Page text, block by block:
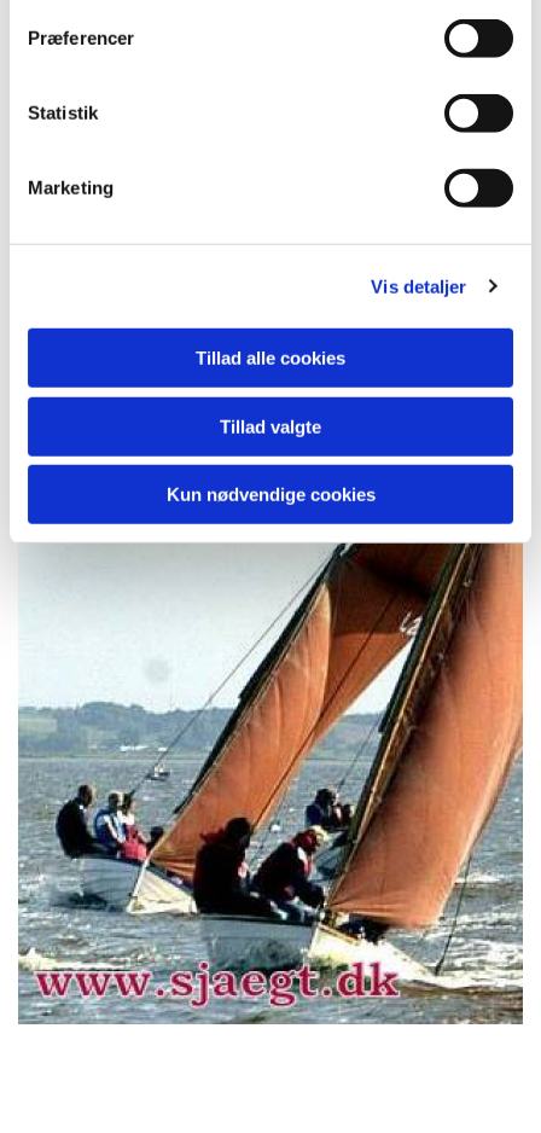
Præferencer
Statistik
Marketing
Vis detaljer
Tillad alle cookies
Tillad valgte
Kun nødvendige cookies